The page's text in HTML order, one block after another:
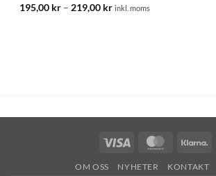
195,00 kr – 219,00 krPrisintervall:
inkl. moms
Visa MasterCard
OM OSS NYHETER KONTAKT